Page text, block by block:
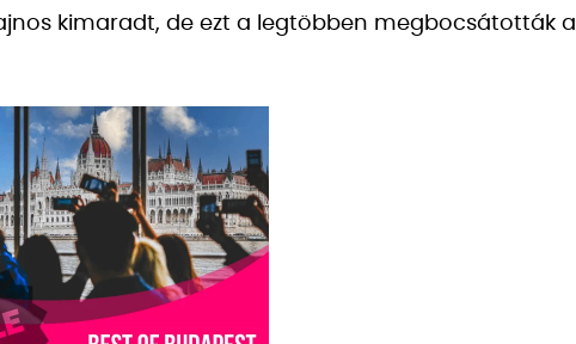
kimaradt, de ezt a legtöbben megbocsátották a